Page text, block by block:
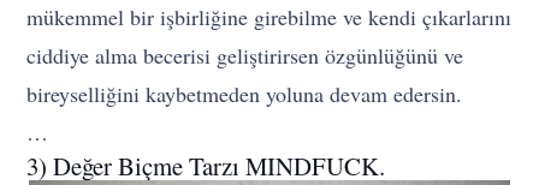
mükemmel bir işbirliğine girebilme ve kendi çıkarlarını
ciddiye alma becerisi geliştirirsen özgünlüğünü ve
bireyselliğini kaybetmeden yoluna devam edersin.
…
3) Değer Biçme Tarzı MINDFUCK.